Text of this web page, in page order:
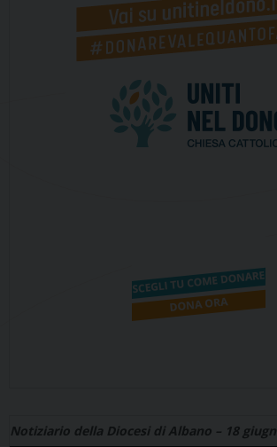
Notiziario della Diocesi di Albano – 18